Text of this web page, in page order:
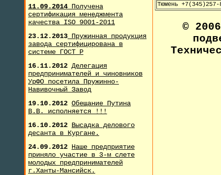
11.09.2014 Получена
сертификация менеджмента
качества ISO 9001-2011
23.12.2013 Пружинная продукция
завода сертифицирована в
системе ГОСТ Р
16.11.2012 Делегация
предпринимателей и чиновников
УрФО посетила Пружинно-
Навивочный Завод
19.10.2012 Обещание Путина
В.В. исполняется !!!
16.10.2012 Высадка делового
десанта в Кургане.
24.09.2012 Наше предприятие
приняло участие в 3-м слете
молодых предпринимателей
г.Ханты-Мансийск.
Тюмень +7(345)257-
©